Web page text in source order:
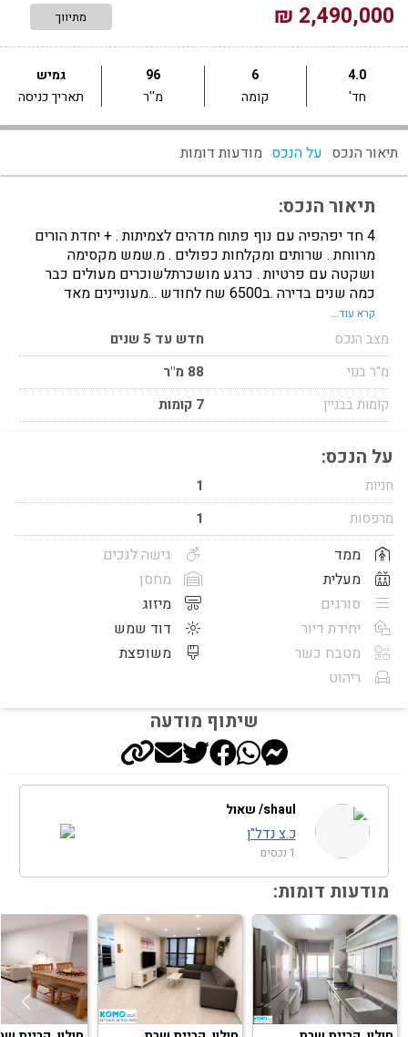
2,490,000 ₪ מתיווך
4.0
חד'
6
קומה
96
מ''ר
גמיש
תאריך כניסה
תיאור הנכס על הנכס מודעות דומות
תיאור הנכס:
4 חד יפהפיה עם נוף פתוח מדהים לצמיתות . + יחדת הורים
מרווחת . שרותים ומקלחות כפולים . מ.שמש מקסימה
ושקטה עם פרטיות . כרגע מושכרתלשוכרים מעולים כבר
כמה שנים בדירה .ב6500 שח לחודש ...מעוניינים מאד
להמשיך לשכור !! גמישות במחיר !!
קרא עוד...
מצב הנכס
חדש עד 5 שנים
מ"ר בנוי
88 מ"ר
קומות בבניין
7 קומות
על הנכס:
חניות
1
מרפסות
1
ממד
מעלית
סורגים
יחידת דיור
מטבח כשר
ריהוט
גישה לנכים
מחסן
מיזוג
דוד שמש
משופצת
שיתוף מודעה
shaul/ שאול
כ.צ נדל"ן
1 נכסים
מודעות דומות: